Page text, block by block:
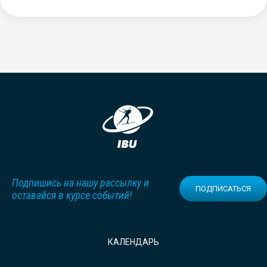
Подпишись на нашу рассылку и
оставайся в курсе событий!
ПОДПИСАТЬСЯ
КАЛЕНДАРЬ